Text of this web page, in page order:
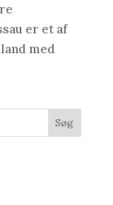
er et af
med